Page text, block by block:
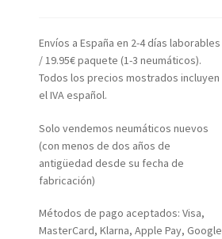
Envíos a España en 2-4 días laborables
/ 19.95€ paquete (1-3 neumáticos).
Todos los precios mostrados incluyen
el IVA español.
Solo vendemos neumáticos nuevos
(con menos de dos años de
antigüedad desde su fecha de
fabricación)
Métodos de pago aceptados: Visa,
MasterCard, Klarna, Apple Pay, Google